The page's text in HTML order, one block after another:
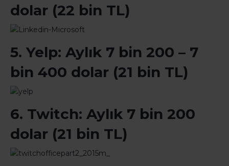
dolar (22 bin TL)
5. Yelp: Aylık 7 bin 200 – 7
bin 400 dolar (21 bin TL)
6. Twitch: Aylık 7 bin 200
dolar (21 bin TL)